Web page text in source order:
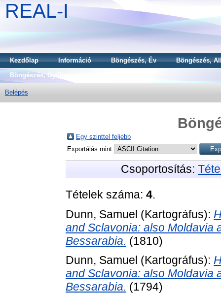
REAL-I
Kezdőlap Információ Böngészés, Év
Böngészés,
Böngészés, Gyűjtemény
Belépés
Egy szinttel feljebb
Exportálás mint
Csoportosítás:
Tételek száma: 4.
Dunn, Samuel (Kartográfus):
and Sclavonia: also Moldavia
Bessarabia. (1810)
Dunn, Samuel (Kartográfus):
and Sclavonia: also Moldavia
Bessarabia. (1794)